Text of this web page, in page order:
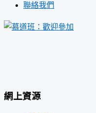
聯絡我們
網上資源